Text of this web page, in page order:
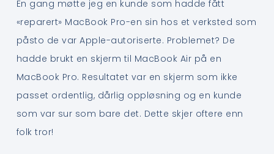
En gang møtte jeg en kunde som hadde fått
«reparert» MacBook Pro-en sin hos et verksted som
påsto de var Apple-autoriserte. Problemet? De
hadde brukt en skjerm til MacBook Air på en
MacBook Pro. Resultatet var en skjerm som ikke
passet ordentlig, dårlig oppløsning og en kunde
som var sur som bare det. Dette skjer oftere enn
folk tror!